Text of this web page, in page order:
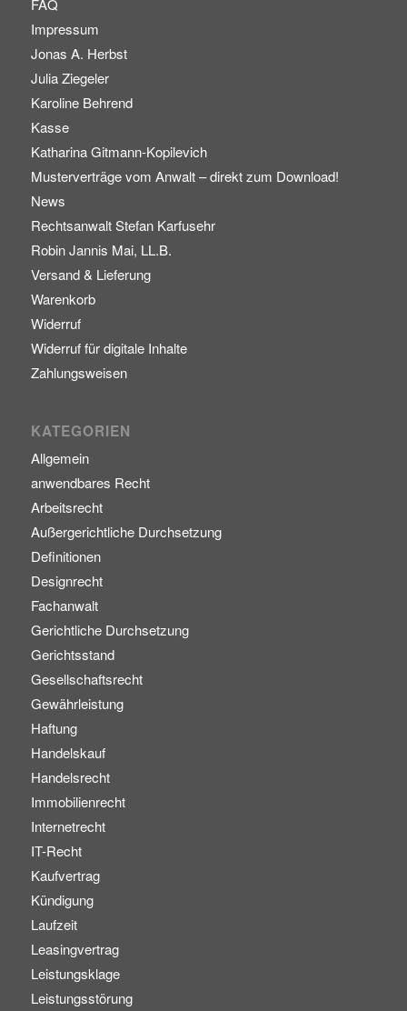
FAQ
Impressum
Jonas A. Herbst
Julia Ziegeler
Karoline Behrend
Kasse
Katharina Gitmann-Kopilevich
Musterverträge vom Anwalt – direkt zum Download!
News
Rechtsanwalt Stefan Karfusehr
Robin Jannis Mai, LL.B.
Versand & Lieferung
Warenkorb
Widerruf
Widerruf für digitale Inhalte
Zahlungsweisen
KATEGORIEN
Allgemein
anwendbares Recht
Arbeitsrecht
Außergerichtliche Durchsetzung
Definitionen
Designrecht
Fachanwalt
Gerichtliche Durchsetzung
Gerichtsstand
Gesellschaftsrecht
Gewährleistung
Haftung
Handelskauf
Handelsrecht
Immobilienrecht
Internetrecht
IT-Recht
Kaufvertrag
Kündigung
Laufzeit
Leasingvertrag
Leistungsklage
Leistungsstörung